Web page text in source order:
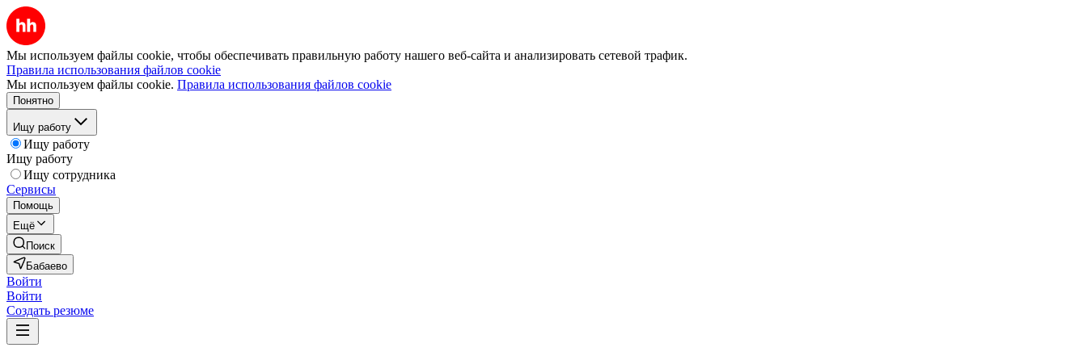
Мы используем файлы cookie, чтобы обеспечивать правильную работу нашего веб-сайта и анализировать сетевой трафик.
Правила использования файлов cookie
Мы используем файлы cookie. Правила использования файлов cookie
Понятно
Ищу работу
Ищу работу
Ищу работу
Ищу сотрудника
Сервисы
Помощь
Ещё
Поиск
Бабаево
Войти
Войти
Создать резюме